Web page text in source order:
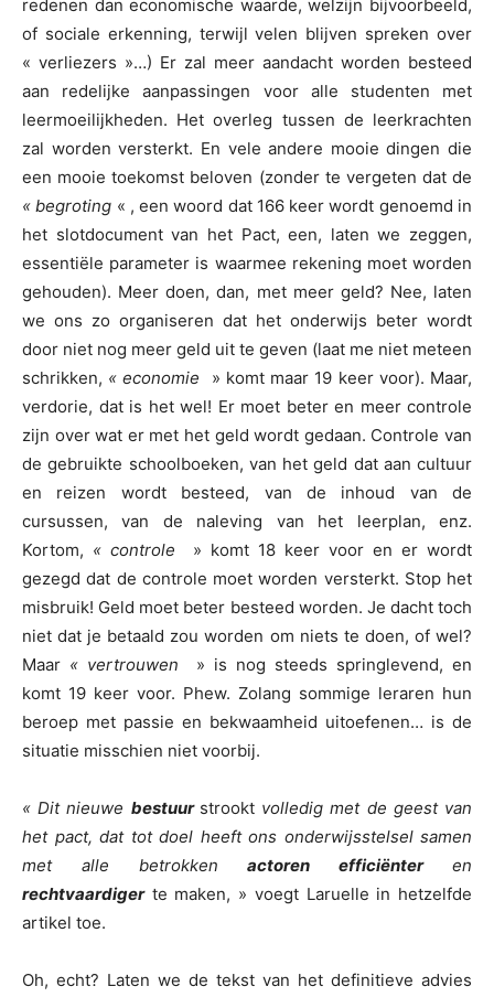
redenen dan economische waarde, welzijn bijvoorbeeld,
of sociale erkenning, terwijl velen blijven spreken over
« verliezers »…) Er zal meer aandacht worden besteed
aan redelijke aanpassingen voor alle studenten met
leermoeilijkheden. Het overleg tussen de leerkrachten
zal worden versterkt. En vele andere mooie dingen die
een mooie toekomst beloven (zonder te vergeten dat de
« begroting « , een woord dat 166 keer wordt genoemd in
het slotdocument van het Pact, een, laten we zeggen,
essentiële parameter is waarmee rekening moet worden
gehouden). Meer doen, dan, met meer geld? Nee, laten
we ons zo organiseren dat het onderwijs beter wordt
door niet nog meer geld uit te geven (laat me niet meteen
schrikken, « economie
» komt maar 19 keer voor). Maar,
verdorie, dat is het wel! Er moet beter en meer controle
zijn over wat er met het geld wordt gedaan. Controle van
de gebruikte schoolboeken, van het geld dat aan cultuur
en reizen wordt besteed, van de inhoud van de
cursussen, van de naleving van het leerplan, enz.
Kortom, « controle
» komt 18 keer voor en er wordt
gezegd dat de controle moet worden versterkt. Stop het
misbruik! Geld moet beter besteed worden. Je dacht toch
niet dat je betaald zou worden om niets te doen, of wel?
Maar « vertrouwen
» is nog steeds springlevend, en
komt 19 keer voor. Phew. Zolang sommige leraren hun
beroep met passie en bekwaamheid uitoefenen… is de
situatie misschien niet voorbij.
« Dit nieuwe bestuur strookt volledig met de geest van
het pact, dat tot doel heeft ons onderwijsstelsel samen
met alle betrokkenactorenefficiënteren
rechtvaardiger te maken, » voegt Laruelle in hetzelfde
artikel toe.
Oh, echt? Laten we de tekst van het definitieve advies